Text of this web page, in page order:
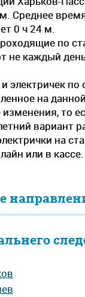
Среднее
0 ч 24 м.
по
не каждый
электричек по
на
то
вариант
на
или в кассе.